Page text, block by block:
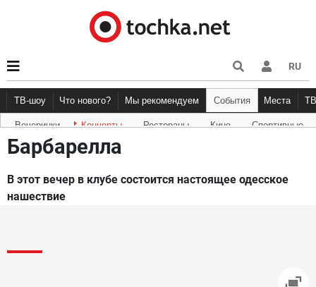
RU
ТВ-шоу Что нового?
Новости афиши Рецензии Куда пойти Точка
Мы рекомендуем События Места
Вечеринки Концерты Рестораны Кино Спортивные
Барбарелла
В этот вечер в клубе состоится настоящее одесское
нашествие